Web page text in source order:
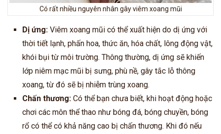
Có rất nhiều nguyên nhân gây viêm xoang mũi
Dị ứng: Viêm xoang mũi có thể xuất hiện do dị ứng với
thời tiết lạnh, phấn hoa, thức ăn, hóa chất, lông động vật,
khói bụi từ môi trường. Thông thường, dị ứng sẽ khiến
lớp niêm mạc mũi bị sưng, phù nề, gây tắc lỗ thông
xoang, từ đó sẽ bị nhiễm trùng xoang.
Chấn thương: Có thể bạn chưa biết, khi hoạt động hoặc
chơi các môn thể thao như bóng đá, bóng chuyền, bóng
rổ có thể có khả năng cao bị chấn thương. Khi đó nếu